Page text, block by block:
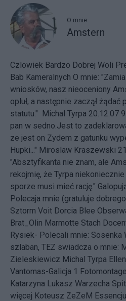
O mnie
Amstern
Czlowiek Bardzo Dobrej Woli
Bab Kameralnych O mnie:
wniosków, nasz nieoceniony
opluł, a następnie zaczął żądać
statutu." Michal Tyrpa 20.12.07
pan w sedno.Jest to
ze jest on Zydem z gatunku
Hupki..." Miroslaw Kraszewski
"Absztyfikanta nie znam, ale
rekojmię, że Tyrpa
sporze musi mieć rację."
Polecaja mnie (gratuluje
Sztorm Voit Dorcia Blee
Brat_Olin Marmotte Stach
Rysiek- Polecali mnie: Sosenka
szlaban, TEZ swiadcza o mnie:
Zieleskiewicz Michal Tyrpa
Vantomas-Galicja 1
Katarzyna Lukasz Warzecha
więcej Koteusz ZeZeM